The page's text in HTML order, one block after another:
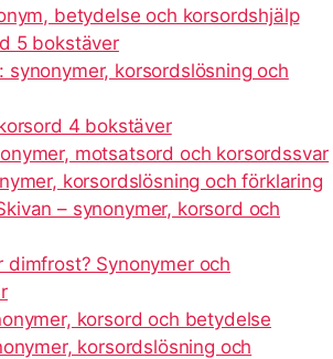
betydelse och korsordshjälp
5 bokstäver
synonymer, korsordslösning och
4 bokstäver
motsatsord och korsordssvar
korsordslösning och förklaring
– synonymer, korsord och
dimfrost? Synonymer och
korsord och betydelse
korsordslösning och